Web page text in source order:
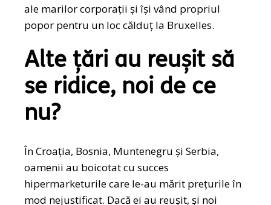
ale marilor corporații și își vând propriul
popor pentru un loc călduț la Bruxelles.
Alte țări au reușit să
se ridice, noi de ce
nu?
În Croația, Bosnia, Muntenegru și Serbia,
oamenii au boicotat cu succes
hipermarketurile care le-au mărit prețurile în
mod nejustificat. Dacă ei au reușit, și noi